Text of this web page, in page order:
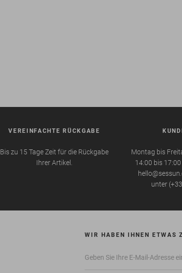
VEREINFACHTE RÜCKGABE
Bis zu 15 Tage Zeit für die Rückgabe
Ihrer Artikel.
Montag bis
14:00 bis
unter
WIR HABEN IHNEN ETWAS